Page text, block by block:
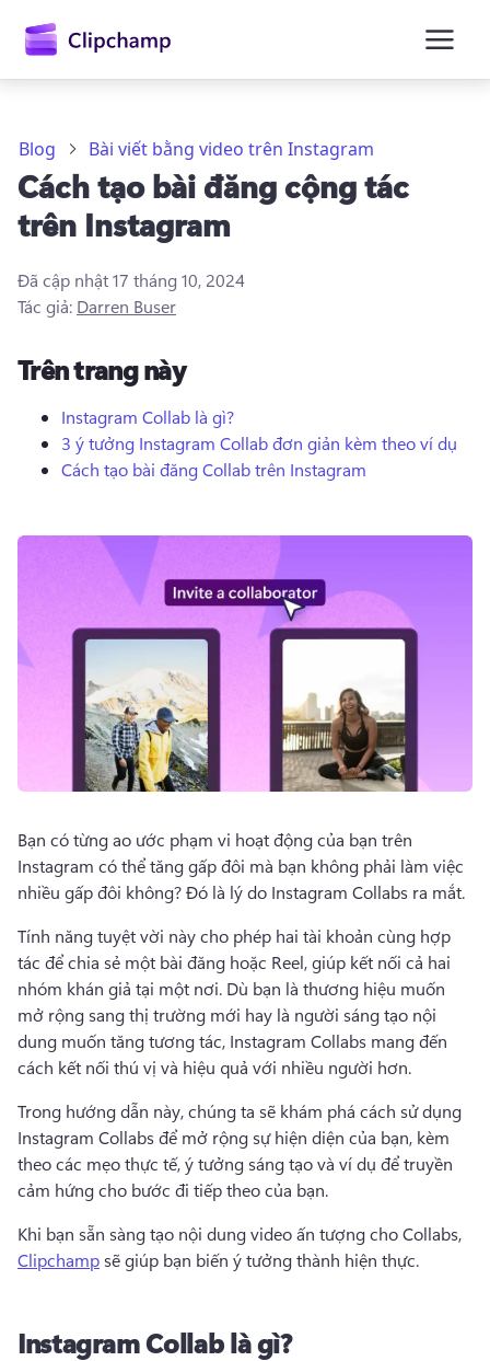
dung
chính
Đăng nhập
Blog Bài viết bằng video trên Instagram
Cách tạo bài đăng cộng tác
trên Instagram
Đã cập nhật17 tháng 10, 2024
Tác giả: Darren Buser
Trên trang này
Instagram Collab là gì?
3 ý tưởng Instagram Collab đơn giản kèm theo ví dụ
Cách tạo bài đăng Collab trên Instagram
Bạn có từng ao ước phạm vi hoạt động của bạn trên
Instagram có thể tăng gấp đôi mà bạn không phải làm việc
nhiều gấp đôi không? Đó là lý do Instagram Collabs ra mắt.
Tính năng tuyệt vời này cho phép hai tài khoản cùng hợp
tác để chia sẻ một bài đăng hoặc Reel, giúp kết nối cả hai
nhóm khán giả tại một nơi. Dù bạn là thương hiệu muốn
mở rộng sang thị trường mới hay là người sáng tạo nội
dung muốn tăng tương tác, Instagram Collabs mang đến
cách kết nối thú vị và hiệu quả với nhiều người hơn.
Trong hướng dẫn này, chúng ta sẽ khám phá cách sử dụng
Instagram Collabs để mở rộng sự hiện diện của bạn, kèm
theo các mẹo thực tế, ý tưởng sáng tạo và ví dụ để truyền
cảm hứng cho bước đi tiếp theo của bạn.
Khi bạn sẵn sàng tạo nội dung video ấn tượng cho Collabs,
Clipchamp sẽ giúp bạn biến ý tưởng thành hiện thực.
Instagram Collab là gì?